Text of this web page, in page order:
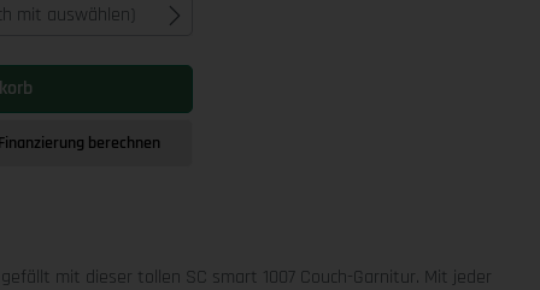
mit auswählen)
berechnen
mit dieser tollen SC smart 1007 Couch-Garnitur. Mit jeder